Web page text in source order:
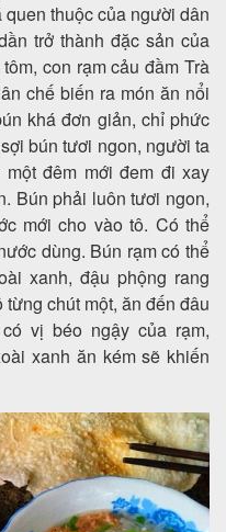
thuộc của người dân
trở thành đặc sản của
con rạm cảu đầm Trà
chế biến ra món ăn nổi
khá đơn giản, chỉ phức
bún tươi ngon, người ta
đêm mới đem đi xay
Bún phải luôn tươi ngon,
mới cho vào tô. Có thể
dùng. Bún rạm có thể
xanh, đậu phộng rang
chút một, ăn đến đâu
vị béo ngậy của rạm,
xanh ăn kém sẽ khiến